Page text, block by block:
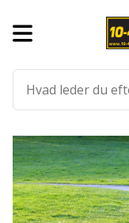
Aluprofiler
Armering
Asfalt
Befæstigelse
Gulve
Fliser
og
klinker
Gulvtilbehør
Værktøj
Afmærkning
Arbejdsbuk
Elværktøj
Afkortersav
Havemaskiner